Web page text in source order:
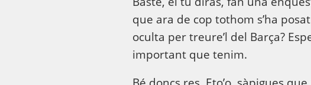
que ara de cop tothom s’ha
oculta per treure’l del Barça?
important que tenim.